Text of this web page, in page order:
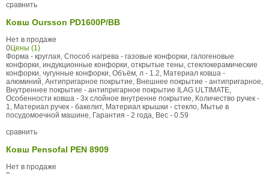
сравнить
Ковш Oursson PD1600P/BB
Нет в продаже
0Цены (1)
Форма - круглая, Способ нагрева - газовые конфорки, галогеновые
конфорки, индукционные конфорки, открытые тены, стеклокерамические
конфорки, чугунные конфорки, Объём, л - 1.2, Материал ковша -
алюминий, Антипригарное покрытие, Внешнее покрытие - антипригарное,
Внутреннее покрытие - антипригарное покрытие ILAG ULTIMATE,
Особенности ковша - 3х слойное внутренне покрытие, Количество ручек -
1, Материал ручек - бакелит, Материал крышки - стекло, Мытье в
посудомоечной машине, Гарантия - 2 года, Вес - 0.59
сравнить
Ковш Pensofal PEN 8909
Нет в продаже